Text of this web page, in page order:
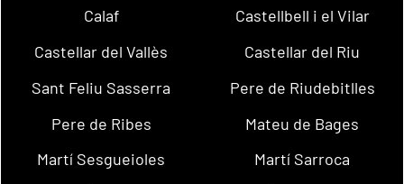
Calaf
Castellbell i el Vilar
Castellar del Vallès
Castellar del Riu
Sant Feliu Sasserra
Pere de Riudebitlles
Pere de Ribes
Mateu de Bages
Martí Sesgueioles
Martí Sarroca